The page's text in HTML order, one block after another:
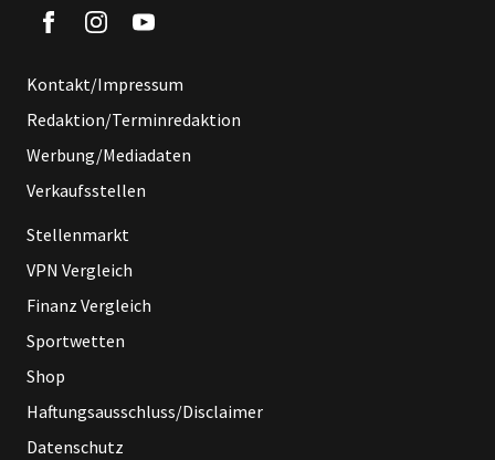
Kontakt/Impressum
Redaktion/Terminredaktion
Werbung/Mediadaten
Verkaufsstellen
Stellenmarkt
VPN Vergleich
Finanz Vergleich
Sportwetten
Shop
Haftungsausschluss/Disclaimer
Datenschutz